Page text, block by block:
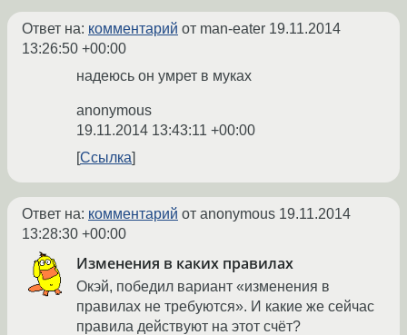
Ответ на: комментарий от man-eater 19.11.2014
13:26:50 +00:00
надеюсь он умрет в муках
anonymous
19.11.2014 13:43:11 +00:00
Ссылка
Ответ на: комментарий от anonymous 19.11.2014
13:28:30 +00:00
Изменения в каких правилах
Окэй, победил вариант «изменения в
правилах не требуются». И какие же сейчас
правила действуют на этот счёт?